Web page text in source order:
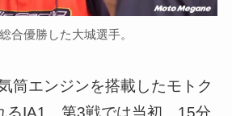
合優勝した大城選手。
筒エンジンを搭載したモトク
るIA1。第3戦では当初、15分